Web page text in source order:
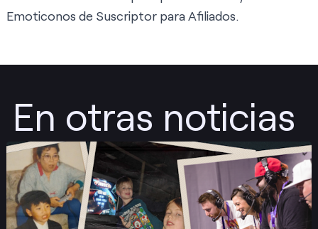
Emoticonos de Suscriptor para Afiliados.
En otras noticias
Publicar